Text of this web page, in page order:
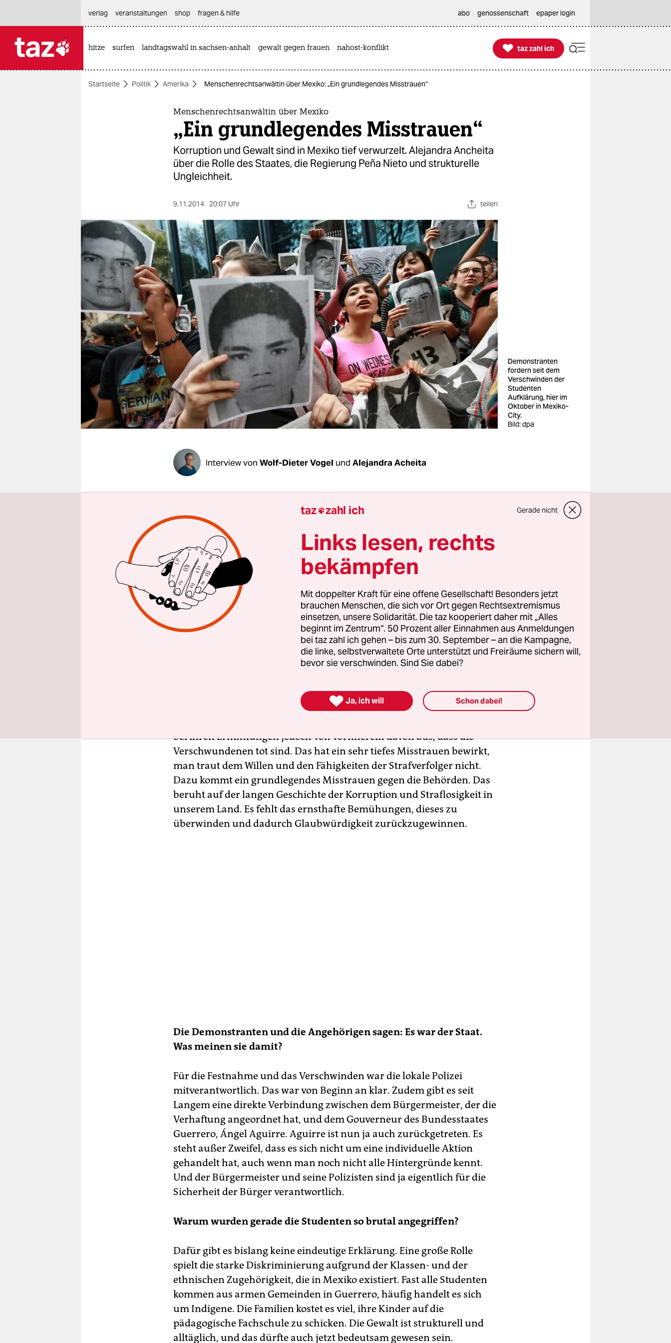
themen
berlin
wahrheit
verlag
verlag
veranstaltungen
shop
fragen & hilfe
unterstützen
abo
genossenschaft
verlag
veranstaltungen shop fragen & hilfe abo genossenschaft epaper login
hitze surfen landtagswahl in sachsen-anhalt gewalt gegen frauen nahost-konflikt 
taz zahl ich
taz zahl ich
Startseite Politik Amerika Menschenrechtsanwältin über Mexiko: „Ein grundlegendes Misstrauen“
Menschenrechtsanwältin über Mexiko
„Ein grundlegendes Misstrauen“
Korruption und Gewalt sind in Mexiko tief verwurzelt. Alejandra Ancheita
über die Rolle des Staates, die Regierung Peña Nieto und strukturelle
Ungleichheit.
9.11.2014 20:07 Uhr teilen
Demonstranten
fordern seit dem
Verschwinden der
Studenten
Aufklärung, hier im
Oktober in Mexiko-
City.
Bild: dpa
Interview von Wolf-Dieter Vogel und Alejandra Acheita
taz: Frau Ancheita, angesichts der 43 verschwundenen Studenten
fordern mexikanische Oppositionelle den Rücktritt von Präsident
Enrique Peña Nieto. Ist das realistisch?
Alejandra Ancheita:
Das wird sich in den nächsten Monaten zeigen.
Aber zweifellos ist die Forderung legitim. Die Bundesregierung hat bis
heute nicht effektiv auf das Verschwinden der Männer reagiert.
Warum trauen die Angehörigen weder dem Generalstaatsanwalt,
der drei Schuldige präsentierte, noch dem Präsidenten?
Die Angehörigen haben von Anfang an gefordert, dass die
dass sich solche Verbrechen wiederholen. Doch die Ermittlungen
gingen sehr schleppend voran. Vor allem aber wollten sie, dass die
bei ihren Ermittlungen jedoch von vornherein davon aus, dass die
Verschwundenen tot sind. Das hat ein sehr tiefes Misstrauen bewirkt,
man traut dem Willen und den Fähigkeiten der Strafverfolger nicht.
Dazu kommt ein grundlegendes Misstrauen gegen die Behörden. Das
beruht auf der langen Geschichte der Korruption und Straflosigkeit in
unserem Land. Es fehlt das ernsthafte Bemühungen, dieses zu
überwinden und dadurch Glaubwürdigkeit zurückzugewinnen.
Die Demonstranten und die Angehörigen sagen: Es war der Staat.
Was meinen sie damit?
Für die Festnahme und das Verschwinden war die lokale Polizei
mitverantwortlich. Das war von Beginn an klar. Zudem gibt es seit
Langem eine direkte Verbindung zwischen dem Bürgermeister, der die
Verhaftung angeordnet hat, und dem Gouverneur des Bundesstaates
Guerrero, Ángel Aguirre. Aguirre ist nun ja auch zurückgetreten. Es
steht außer Zweifel, dass es sich nicht um eine individuelle Aktion
gehandelt hat, auch wenn man noch nicht alle Hintergründe kennt.
Und der Bürgermeister und seine Polizisten sind ja eigentlich für die
Sicherheit der Bürger verantwortlich.
Warum wurden gerade die Studenten so brutal angegriffen?
Dafür gibt es bislang keine eindeutige Erklärung. Eine große Rolle
spielt die starke Diskriminierung aufgrund der Klassen- und der
ethnischen Zugehörigkeit, die in Mexiko existiert. Fast alle Studenten
kommen aus armen Gemeinden in Guerrero, häufig handelt es sich
um Indigene. Die Familien kostet es viel, ihre Kinder auf die
pädagogische Fachschule zu schicken. Die Gewalt ist strukturell und
alltäglich, und das dürfte auch jetzt bedeutsam gewesen sein.
taz zahl ich Gerade nicht
Links lesen, rechts
bekämpfen
Mit doppelter Kraft für eine offene Gesellschaft! Besonders jetzt
brauchen Menschen, die sich vor Ort gegen Rechtsextremismus
einsetzen, unsere Solidarität. Die taz kooperiert daher mit „Alles
beginnt im Zentrum“. 50 Prozent aller Einnahmen aus Anmeldungen
bei taz zahl ich gehen – bis zum 30. September – an die Kampagne,
die linke, selbstverwaltete Orte unterstützt und Freiräume sichern will,
bevor sie verschwinden. Sind Sie dabei?
 Ja, ich will Schon dabei!